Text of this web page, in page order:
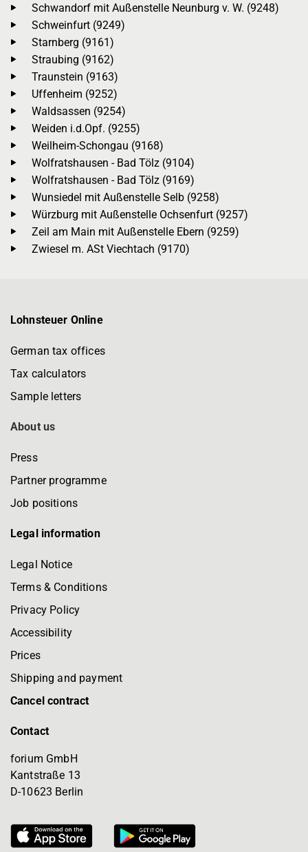
Schwandorf mit Außenstelle Neunburg v. W. (9248)
Schweinfurt (9249)
Starnberg (9161)
Straubing (9162)
Traunstein (9163)
Uffenheim (9252)
Waldsassen (9254)
Weiden i.d.Opf. (9255)
Weilheim-Schongau (9168)
Wolfratshausen - Bad Tölz (9104)
Wolfratshausen - Bad Tölz (9169)
Wunsiedel mit Außenstelle Selb (9258)
Würzburg mit Außenstelle Ochsenfurt (9257)
Zeil am Main mit Außenstelle Ebern (9259)
Zwiesel m. ASt Viechtach (9170)
Lohnsteuer Online
German tax offices
Tax calculators
Sample letters
About us
Press
Partner programme
Job positions
Legal information
Legal Notice
Terms & Conditions
Privacy Policy
Accessibility
Prices
Shipping and payment
Cancel contract
Contact
forium GmbH
Kantstraße 13
D-10623 Berlin